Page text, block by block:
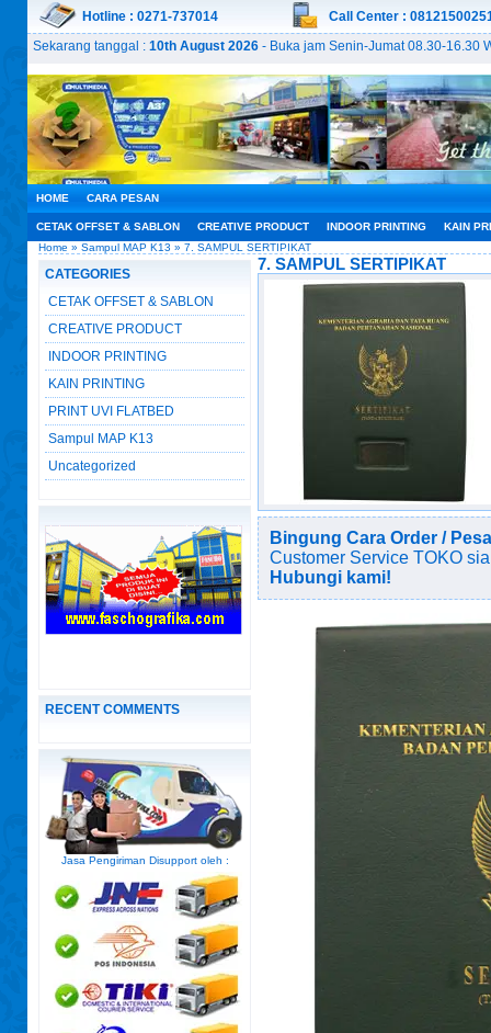
Sekarang tanggal : 10th August 2026 - Buka jam Senin-Jumat 08.30-16.30
HOME CARA PESAN
CETAK OFFSET & SABLON CREATIVE PRODUCT INDOOR PRINTING
KAIN
Home » Sampul MAP K13 » 7. SAMPUL SERTIPIKAT
CATEGORIES
CETAK OFFSET & SABLON
CREATIVE PRODUCT
INDOOR PRINTING
KAIN PRINTING
PRINT UVI FLATBED
Sampul MAP K13
Uncategorized
RECENT COMMENTS
Jasa Pengiriman Disupport oleh :
7. SAMPUL SERTIPIKAT
Bingung Cara Order /
Customer Service TOKO
Hubungi kami!
Hotline : 0271-737014 Call Center :